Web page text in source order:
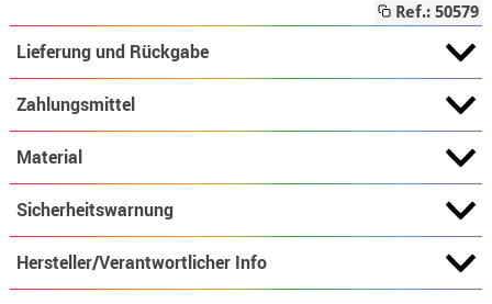
Ref.: 50579
Lieferung und Rückgabe
Zahlungsmittel
Material
Sicherheitswarnung
Hersteller/Verantwortlicher Info